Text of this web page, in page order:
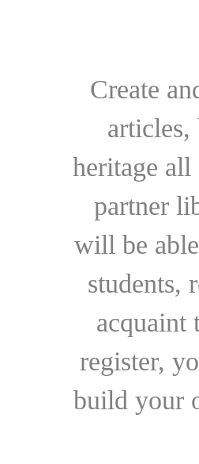
Create
heritage
partner
will be
students,
acquaint
register,
build your